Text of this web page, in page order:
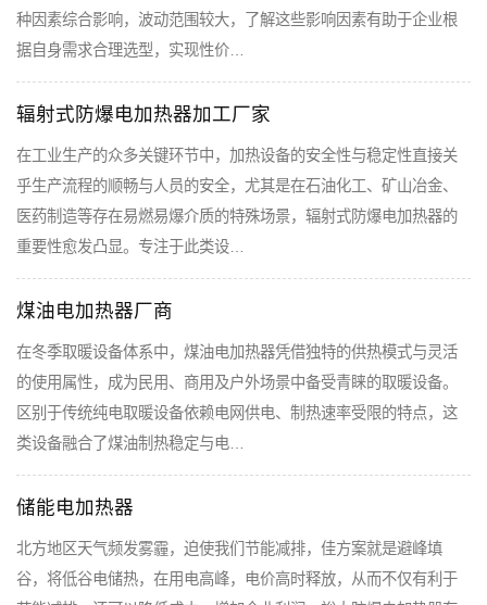
种因素综合影响，波动范围较大，了解这些影响因素有助于企业根
据自身需求合理选型，实现性价…
辐射式防爆电加热器加工厂家
在工业生产的众多关键环节中，加热设备的安全性与稳定性直接关
乎生产流程的顺畅与人员的安全，尤其是在石油化工、矿山冶金、
医药制造等存在易燃易爆介质的特殊场景，辐射式防爆电加热器的
重要性愈发凸显。专注于此类设…
煤油电加热器厂商
在冬季取暖设备体系中，煤油电加热器凭借独特的供热模式与灵活
的使用属性，成为民用、商用及户外场景中备受青睐的取暖设备。
区别于传统纯电取暖设备依赖电网供电、制热速率受限的特点，这
类设备融合了煤油制热稳定与电…
储能电加热器
北方地区天气频发雾霾，迫使我们节能减排，佳方案就是避峰填
谷，将低谷电储热，在用电高峰，电价高时释放，从而不仅有利于